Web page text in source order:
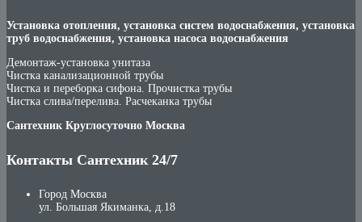
Установка отопления, установка систем водоснабжения, установка
труб водоснабжения, установка насоса водоснабжения
Демонтаж-установка унитаза
Чистка канализационной трубы
Чистка и переборка сифона. Прочистка трубы
Чистка слива/перелива. Расчеканка трубы
Сантехник Круглосуточно Москва
Контакты Сантехник 24/7
Город Москва
ул. Большая Якиманка, д.18